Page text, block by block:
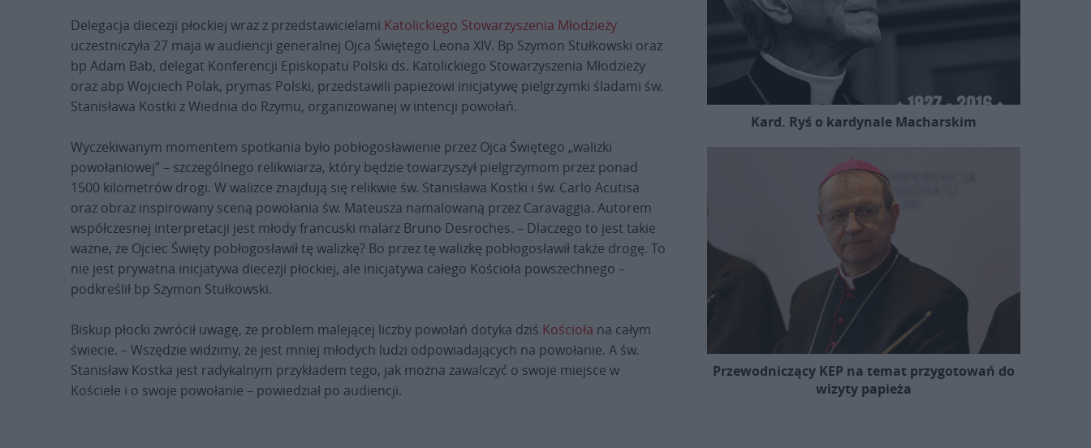
Delegacja diecezji płockiej wraz z przedstawicielami Katolickiego Stowarzyszenia Młodzieży
uczestniczyła 27 maja w audiencji generalnej Ojca Świętego Leona XIV. Bp Szymon Stułkowski oraz
bp Adam Bab, delegat Konferencji Episkopatu Polski ds. Katolickiego Stowarzyszenia Młodzieży
oraz abp Wojciech Polak, prymas Polski, przedstawili papieżowi inicjatywę pielgrzymki śladami św.
Stanisława Kostki z Wiednia do Rzymu, organizowanej w intencji powołań.
Wyczekiwanym momentem spotkania było pobłogosławienie przez Ojca Świętego „walizki
powołaniowej” – szczególnego relikwiarza, który będzie towarzyszył pielgrzymom przez ponad
1500 kilometrów drogi. W walizce znajdują się relikwie św. Stanisława Kostki i św. Carlo Acutisa
oraz obraz inspirowany sceną powołania św. Mateusza namalowaną przez Caravaggia. Autorem
współczesnej interpretacji jest młody francuski malarz Bruno Desroches. – Dlaczego to jest takie
ważne, że Ojciec Święty pobłogosławił tę walizkę? Bo przez tę walizkę pobłogosławił także drogę. To
nie jest prywatna inicjatywa diecezji płockiej, ale inicjatywa całego Kościoła powszechnego –
podkreślił bp Szymon Stułkowski.
Biskup płocki zwrócił uwagę, że problem malejącej liczby powołań dotyka dziś Kościoła na całym
świecie. – Wszędzie widzimy, że jest mniej młodych ludzi odpowiadających na powołanie. A św.
Stanisław Kostka jest radykalnym przykładem tego, jak można zawalczyć o swoje miejsce w
Kościele i o swoje powołanie – powiedział po audiencji.
Kard. Ryś o kardynale Macharskim
Przewodniczący KEP na temat przygotowań do
wizyty papieża